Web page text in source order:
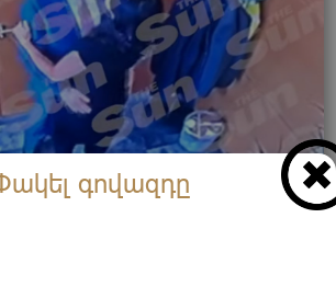
հրաժարական է տվել
գովազդը